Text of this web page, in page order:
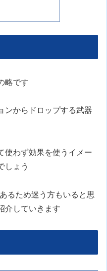
略です
ンからドロップする武器
使わず効果を使うイメー
しょう
るため迷う方もいると思
介していきます